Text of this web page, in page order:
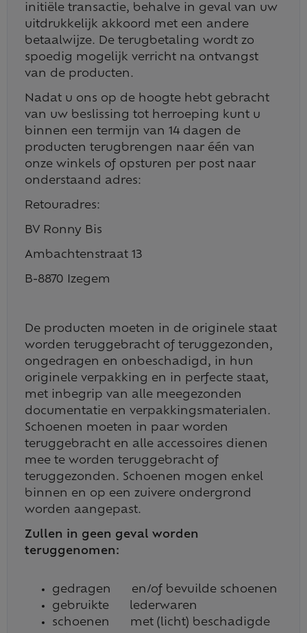
initiële transactie, behalve in geval van uw
uitdrukkelijk akkoord met een andere
betaalwijze. De terugbetaling wordt zo
spoedig mogelijk verricht na ontvangst
van de producten.
Nadat u ons op de hoogte hebt gebracht
van uw beslissing tot herroeping kunt u
binnen een termijn van 14 dagen de
producten terugbrengen naar één van
onze winkels of opsturen per post naar
onderstaand adres:
Retouradres:
BV Ronny Bis
Ambachtenstraat 13
B-8870 Izegem
De producten moeten in de originele staat
worden teruggebracht of teruggezonden,
ongedragen en onbeschadigd, in hun
originele verpakking en in perfecte staat,
met inbegrip van alle meegezonden
documentatie en verpakkingsmaterialen.
Schoenen moeten in paar worden
teruggebracht en alle accessoires dienen
mee te worden teruggebracht of
teruggezonden. Schoenen mogen enkel
binnen en op een zuivere ondergrond
worden aangepast.
Zullen in geen geval worden
teruggenomen:
gedragen en/of bevuilde schoenen
gebruikte lederwaren
schoenen met (licht) beschadigde